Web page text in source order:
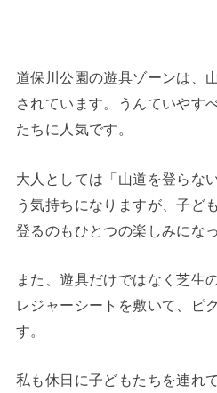
道保川公園の遊具ゾーンは、
されています。うんていやす
たちに人気です。
大人としては「山道を登らな
う気持ちになりますが、子ど
登るのもひとつの楽しみにな
また、遊具だけではなく芝生
レジャーシートを敷いて、ピ
す。
私も休日に子どもたちを連れ